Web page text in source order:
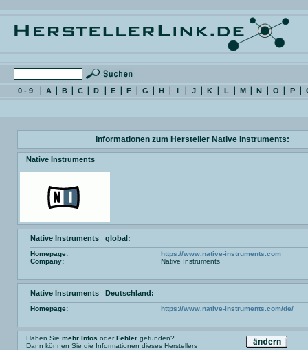
0 - 9 A B C D E F G H I J K L M N O P
Informationen zum Hersteller Native Instruments:
Native Instruments
Native Instruments global:
Homepage:
https://www.native-instruments.com
Company:
Native Instruments
Native Instruments Deutschland:
Homepage: https://www.native-instruments.com/de/
Haben Sie mehr Infos oderFehler gefunden?
Dann können Sie die Informationen dieses Herstellers